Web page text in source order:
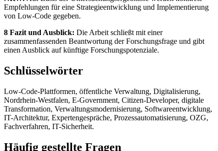
Empfehlungen für eine Strategieentwicklung und Implementierung
von Low-Code gegeben.
8 Fazit und Ausblick: Die Arbeit schließt mit einer
zusammenfassenden Beantwortung der Forschungsfrage und gibt
einen Ausblick auf künftige Forschungspotenziale.
Schlüsselwörter
Low-Code-Plattformen, öffentliche Verwaltung, Digitalisierung,
Nordrhein-Westfalen, E-Government, Citizen-Developer, digitale
Transformation, Verwaltungsmodernisierung, Softwareentwicklung,
IT-Architektur, Expertengespräche, Prozessautomatisierung, OZG,
Fachverfahren, IT-Sicherheit.
Häufig gestellte Fragen